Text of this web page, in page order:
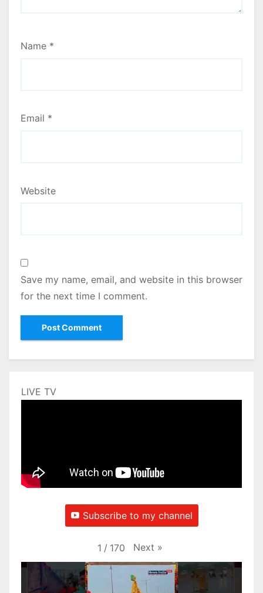
Name *
Email *
Website
Save my name, email, and website in this browser
for the next time I comment.
LIVE TV
Subscribe to my channel
1 / 170 Next »